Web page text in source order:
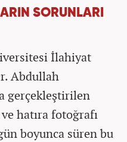
SORUNLARI
İlahiyat
Abdullah
gerçekleştirilen
hatıra fotoğrafı
boyunca süren bu